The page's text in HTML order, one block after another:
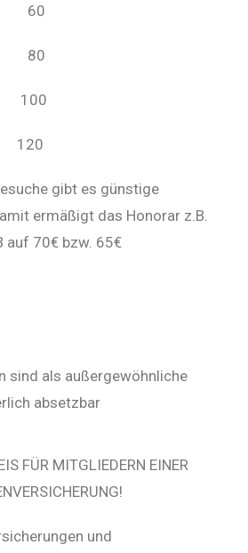
60
80
100
gibt es günstige
ermäßigt das Honorar z.B.
auf 70€ bzw. 65€
sind als außergewöhnliche
absetzbar
FÜR MITGLIEDERN EINER
und